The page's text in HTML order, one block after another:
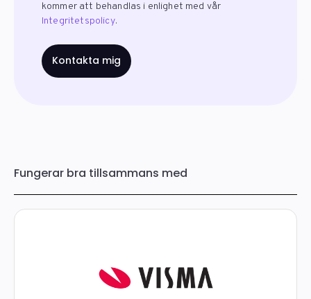
kommer att behandlas i enlighet med vår
Integritetspolicy.
Fungerar bra tillsammans med